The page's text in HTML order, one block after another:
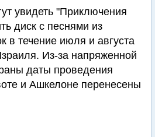
увидеть "Приключения
диск с песнями из
в течение июля и августа
Из-за напряженной
даты проведения
и Ашкелоне перенесены